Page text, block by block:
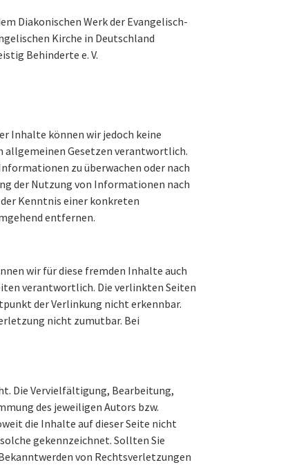
Diakonischen Werk der Evangelisch-
Kirche in Deutschland
Behinderte e. V.
Inhalte können wir jedoch keine
allgemeinen Gesetzen verantwortlich.
zu überwachen oder nach
der Nutzung von Informationen nach
Kenntnis einer konkreten
entfernen.
wir für diese fremden Inhalte auch
verantwortlich. Die verlinkten Seiten
der Verlinkung nicht erkennbar.
nicht zumutbar. Bei
Die Vervielfältigung, Bearbeitung,
des jeweiligen Autors bzw.
die Inhalte auf dieser Seite nicht
gekennzeichnet. Sollten Sie
von Rechtsverletzungen